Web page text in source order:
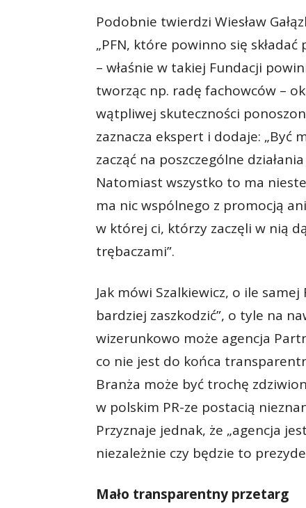
Podobnie twierdzi Wiesław
„PFN, które powinno się
– właśnie w takiej Fundacji
tworząc np. radę fachowców –
wątpliwej skuteczności
zaznacza ekspert i dodaje: „Być
zacząć na poszczególne
Natomiast wszystko to ma
ma nic wspólnego z promocją
w której ci, którzy zaczęli w nią
trębaczami”.
Jak mówi Szalkiewicz, o ile
bardziej zaszkodzić”, o tyle na
wizerunkowo może agencja
co nie jest do końca
Branża może być trochę
w polskim PR-ze postacią
Przyznaje jednak, że „agencja
niezależnie czy będzie to
Mało transparentny przetarg